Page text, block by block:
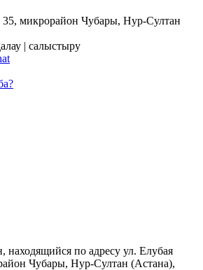
35, микрорайон Чубары, Нур-Султан
| салыстыру
находящийся по адресу ул. Елубая
Чубары, Нур-Султан (Астана),